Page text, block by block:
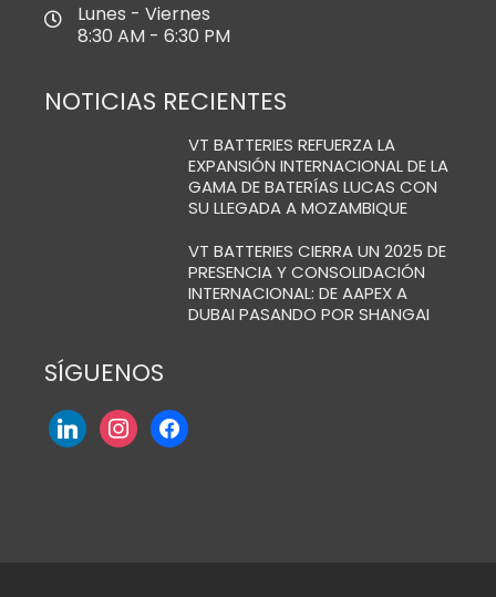
Lunes - Viernes
8:30 AM - 6:30 PM
NOTICIAS RECIENTES
VT BATTERIES REFUERZA LA
EXPANSIÓN INTERNACIONAL DE LA
GAMA DE BATERÍAS LUCAS CON
SU LLEGADA A MOZAMBIQUE
VT BATTERIES CIERRA UN 2025 DE
PRESENCIA Y CONSOLIDACIÓN
INTERNACIONAL: DE AAPEX A
DUBAI PASANDO POR SHANGAI
SÍGUENOS